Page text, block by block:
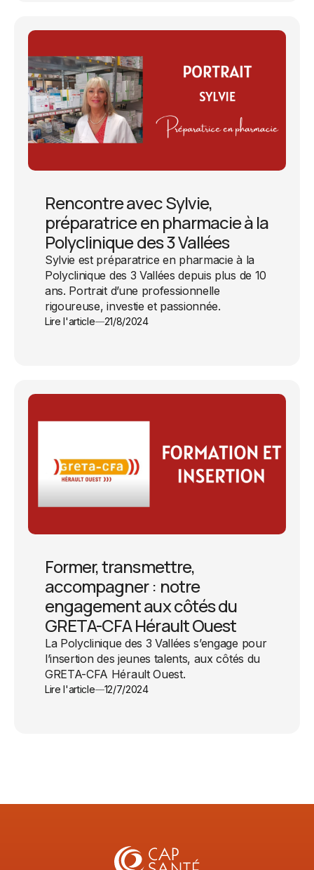
Rencontre avec Sylvie,
préparatrice en pharmacie à la
Polyclinique des 3 Vallées
Sylvie est préparatrice en pharmacie à la
Polyclinique des 3 Vallées depuis plus de 10
ans. Portrait d’une professionnelle
rigoureuse, investie et passionnée.
Lire l'article 21/8/2024
Former, transmettre,
accompagner : notre
engagement aux côtés du
GRETA-CFA Hérault Ouest
La Polyclinique des 3 Vallées s’engage pour
l’insertion des jeunes talents, aux côtés du
GRETA-CFA Hérault Ouest.
Lire l'article 12/7/2024